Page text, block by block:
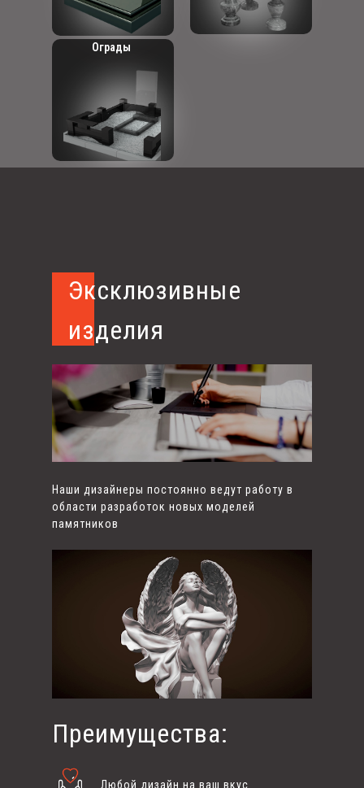
Ограды
Эксклюзивные
изделия
Преимущества:
Наши дизайнеры постоянно ведут работу в
области разработок новых моделей
памятников
Любой дизайн на ваш вкус